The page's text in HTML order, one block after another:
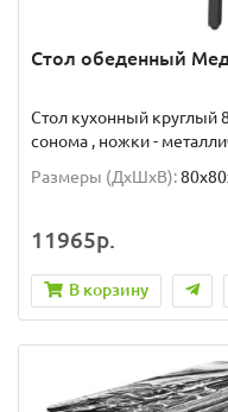
Стол обеденный
Стол кухонный
сонома , ножки -
Размеры (ДхШxВ):
11965р.
В корзину